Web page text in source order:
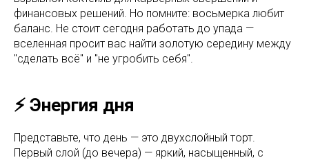
финансовых решений. Но помните: восьмерка любит
баланс. Не стоит сегодня работать до упада —
вселенная просит вас найти золотую середину между
"сделать всё" и "не угробить себя".
⚡️ Энергия дня
Представьте, что день — это двухслойный торт.
Первый слой (до вечера) — яркий, насыщенный, с